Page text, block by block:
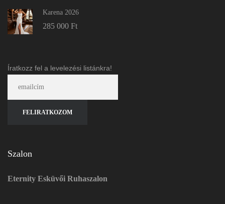
Karena 2026
285 000 Ft
Íratkozz fel a levelezési listánkra!
Szalon
Eternity Esküvői Ruhaszalon